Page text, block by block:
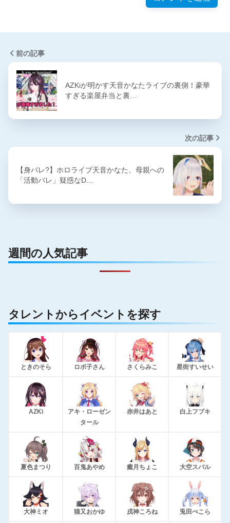
前の記事
AZKiが明かす天音かなたライブの裏側！豪華
すぎる楽屋弁当と裏…
次の記事
【身バレ?】ホロライブ天音かなた、母親への
「活動バレ」疑惑なD…
週間の人気記事
タレントからイベントを探す
ときのそら ロボ子さん さくらみこ 星街すいせい
AZKi
アキ・ローゼン
タール
赤井はあと 白上フブキ
夏色まつり 百鬼あやめ 癒月ちょこ 大空スバル
大神ミオ 猫又おかゆ 戌神ころね 兎田ぺこら